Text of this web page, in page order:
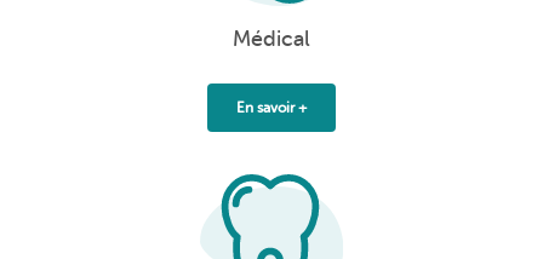
Médical
En savoir +